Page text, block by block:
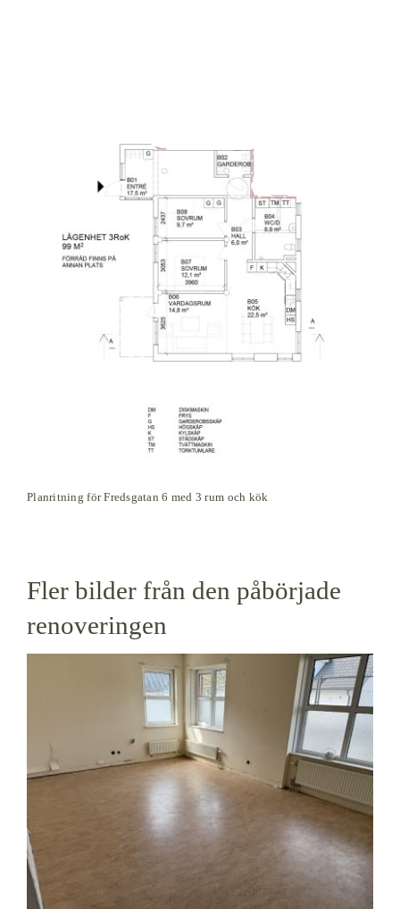
Planritning för Fredsgatan 6 med 3 rum och kök
Fler bilder från den påbörjade
renoveringen